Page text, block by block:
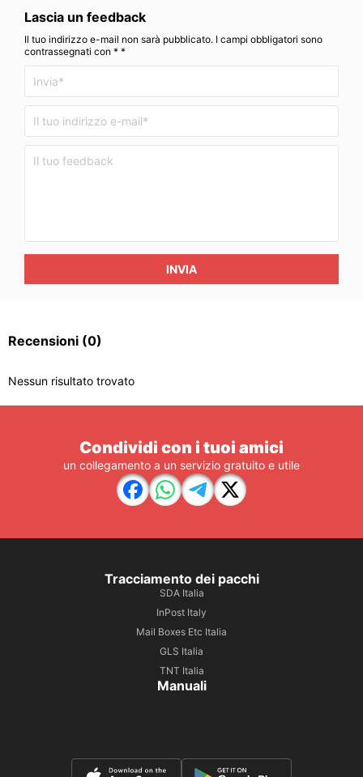
Lascia un feedback
Il tuo indirizzo e-mail non sarà pubblicato. I campi obbligatori sono
contrassegnati con * *
INVIA
Recensioni (0)
Nessun risultato trovato
Condividi con i tuoi amici
un collegamento a un servizio gratuito e utile
Tracciamento dei pacchi
SDA Italia
InPost Italy
Mail Boxes Etc Italia
GLS Italia
TNT Italia
Manuali